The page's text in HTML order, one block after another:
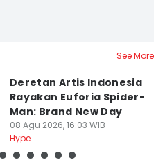
See More
Deretan Artis Indonesia
Rayakan Euforia Spider-
Man: Brand New Day
08 Agu 2026, 16:03 WIB
Hype